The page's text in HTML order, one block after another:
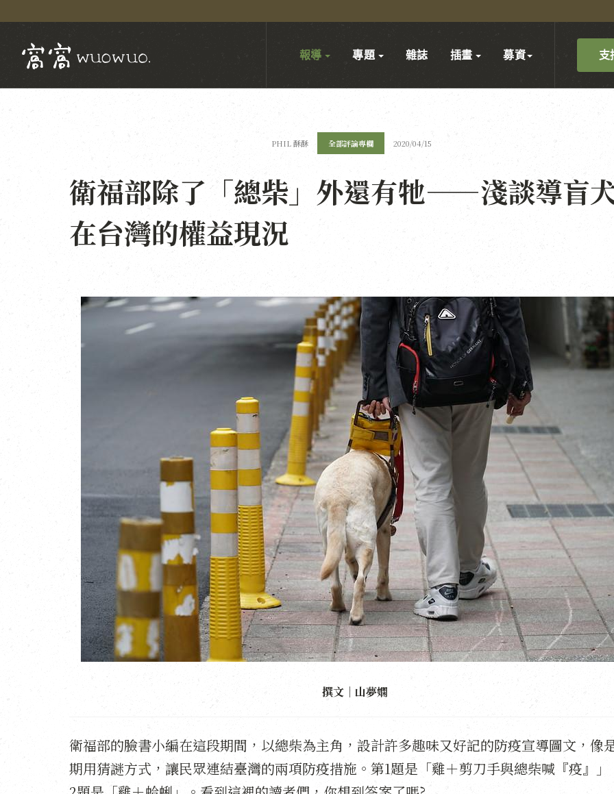
支
報導 專題 雜誌 插畫 募資
PHIL 酥酥 全部評論專欄 2020/04/15
衛福部除了「總柴」外還有牠——淺談導盲
在台灣的權益現況
撰文｜山夢嫻
衛福部的臉書小編在這段期間，以總柴為主角，設計許多趣味又好記的防疫宣導圖文，像
期用猜謎方式，讓民眾連結臺灣的兩項防疫措施。第1題是「雞＋剪刀手與總柴喊『疫』」